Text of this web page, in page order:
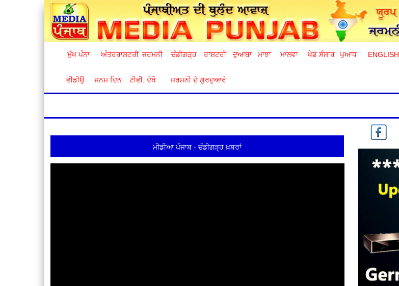
ਮੁੱਖ ਪੰਨਾ ਅੰਤਰਰਾਸ਼ਟਰੀ ਜਰਮਨੀ ਚੰਡੀਗੜ੍ਹ ਰਾਸ਼ਟਰੀ ਦੁਆਬਾ ਮਾਝਾ ਮਾਲਵਾ ਖੇਡ ਸੰਸਾਰ ਪੁਆਧ ENGLISH
ਵੀਡੀਉ ਜਨਮ ਦਿਨ ਟੀਵੀ. ਦੇਖੋ ਜਰਮਨੀ ਦੇ ਗੁਰਦੁਆਰੇ
ਮੀਡੀਆ ਪੰਜਾਬ - ਚੰਡੀਗੜ੍ਹ ਖ਼ਬਰਾਂ